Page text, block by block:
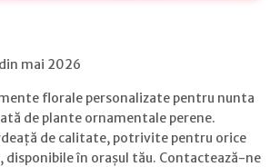
mai 2026
florale personalizate pentru nunta
de plante ornamentale perene.
de calitate, potrivite pentru orice
disponibile în orașul tău. Contactează-ne